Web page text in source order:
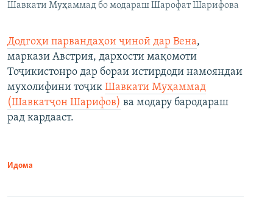
Шавкати Муҳаммад бо модараш Шарофат Шарифова
Додгоҳи парвандаҳои ҷиноӣ дар Вена,
маркази Австрия, дархости мақомоти
Тоҷикистонро дар бораи истирдоди намояндаи
мухолифини тоҷик Шавкати Муҳаммад
(Шавкатҷон Шарифов) ва модару бародараш
рад кардааст.
Идома